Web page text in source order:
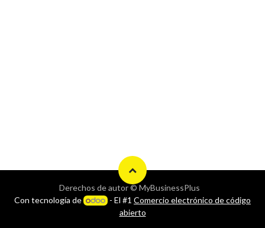
Derechos de autor © MyBusinessPlus
Con tecnología de
- El #1 Comercio electrónico de código
abierto